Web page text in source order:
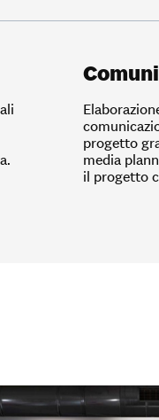
progetto
media
il progetto